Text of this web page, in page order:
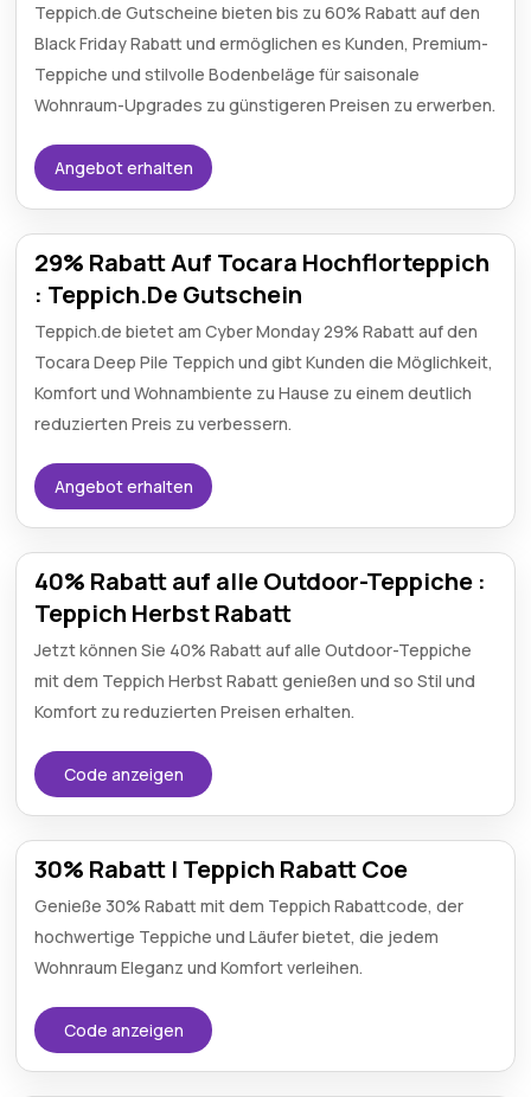
Teppich.de Gutscheine bieten bis zu 60% Rabatt auf den
Black Friday Rabatt und ermöglichen es Kunden, Premium-
Teppiche und stilvolle Bodenbeläge für saisonale
Wohnraum-Upgrades zu günstigeren Preisen zu erwerben.
Angebot erhalten
29% Rabatt Auf Tocara Hochflorteppich
: Teppich.De Gutschein
Teppich.de bietet am Cyber Monday 29% Rabatt auf den
Tocara Deep Pile Teppich und gibt Kunden die Möglichkeit,
Komfort und Wohnambiente zu Hause zu einem deutlich
reduzierten Preis zu verbessern.
Angebot erhalten
40% Rabatt auf alle Outdoor-Teppiche :
Teppich Herbst Rabatt
Jetzt können Sie 40% Rabatt auf alle Outdoor-Teppiche
mit dem Teppich Herbst Rabatt genießen und so Stil und
Komfort zu reduzierten Preisen erhalten.
Code anzeigen
30% Rabatt | Teppich Rabatt Coe
Genieße 30% Rabatt mit dem Teppich Rabattcode, der
hochwertige Teppiche und Läufer bietet, die jedem
Wohnraum Eleganz und Komfort verleihen.
Code anzeigen